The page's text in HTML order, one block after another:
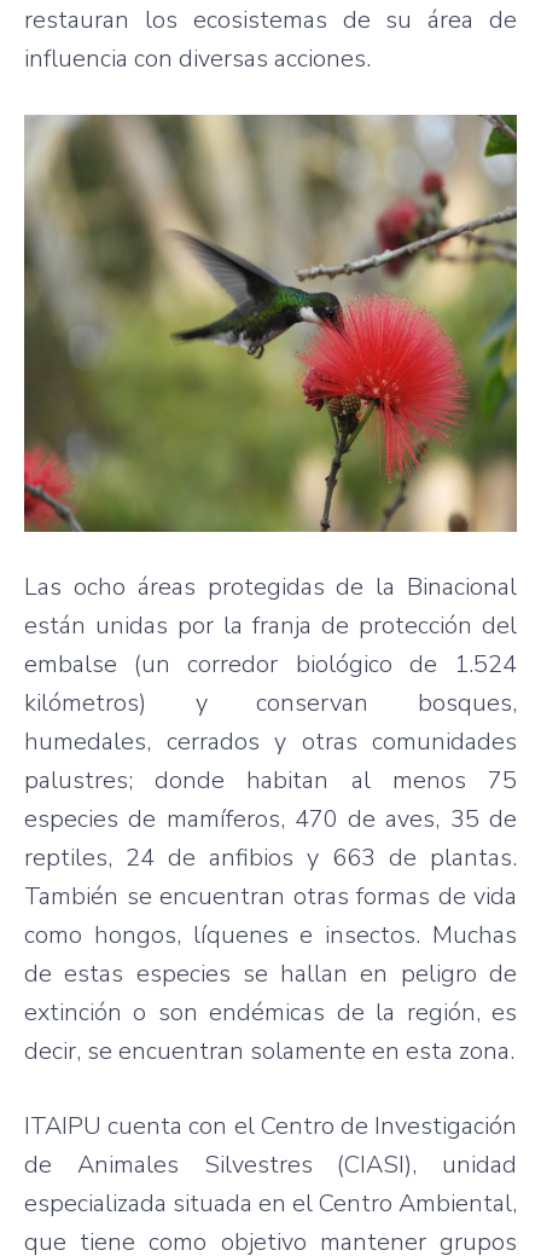
restauran los ecosistemas de su área de
influencia con diversas acciones.
Las ocho áreas protegidas de la Binacional
están unidas por la franja de protección del
embalse (un corredor biológico de 1.524
kilómetros) y conservan bosques,
humedales, cerrados y otras comunidades
palustres; donde habitan al menos 75
especies de mamíferos, 470 de aves, 35 de
reptiles, 24 de anfibios y 663 de plantas.
También se encuentran otras formas de vida
como hongos, líquenes e insectos. Muchas
de estas especies se hallan en peligro de
extinción o son endémicas de la región, es
decir, se encuentran solamente en esta zona.
ITAIPU cuenta con el Centro de Investigación
de Animales Silvestres (CIASI), unidad
especializada situada en el Centro Ambiental,
que tiene como objetivo mantener grupos